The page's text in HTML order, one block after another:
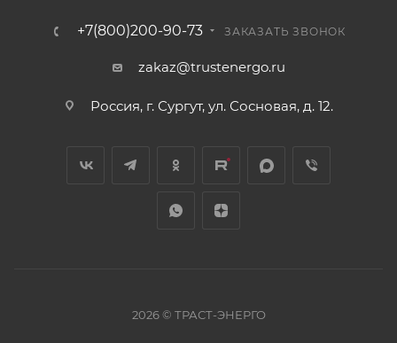
+7(800)200-90-73 ЗАКАЗАТЬ ЗВОНОК
zakaz@trustenergo.ru
Россия, г. Сургут, ул. Сосновая, д. 12.
2026 © ТРАСТ-ЭНЕРГО